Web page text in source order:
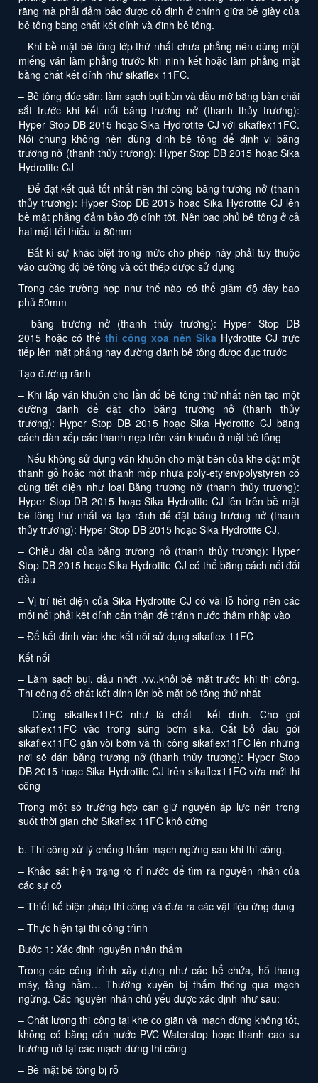
rãng mà phải đảm bảo được cố định ở chính giữa bề giày của
bê tông bằng chất kết dính và đinh bê tông.
– Khi bề mặt bê tông lớp thứ nhất chưa phẳng nên dùng một
miếng ván làm phẳng trước khi ninh kết hoặc làm phẳng mặt
bằng chất kết dính như sikaflex 11FC.
– Bê tông đúc sẵn: làm sạch bụi bùn và dầu mỡ bằng bàn chải
sắt trước khi kết nối băng trương nở (thanh thủy trương):
Hyper Stop DB 2015 hoạc Sika Hydrotite CJ với sikaflex11FC.
Nói chung không nên dùng đinh bê tông để định vị băng
trương nở (thanh thủy trương): Hyper Stop DB 2015 hoạc Sika
Hydrotite CJ
– Để đạt kết quả tốt nhất nên thi công băng trương nở (thanh
thủy trương): Hyper Stop DB 2015 hoạc Sika Hydrotite CJ lên
bề mặt phẳng đảm bảo độ dính tốt. Nên bao phủ bê tông ở cả
hai mặt tối thiểu la 80mm
– Bất kì sự khác biệt trong mức cho phép này phải tùy thuộc
vào cường độ bê tông và cốt thép được sử dụng
Trong các trường hợp như thế nào có thể giảm độ dày bao
phủ 50mm
– băng trương nở (thanh thủy trương): Hyper Stop DB
2015 hoặc có thể thi công xoa nền Sika Hydrotite CJ trực
tiếp lên mặt phẳng hay đường dãnh bê tông được đục trước
Tạo đường rãnh
– Khi lắp ván khuôn cho lần đổ bê tông thứ nhất nên tạo một
đường dãnh để đặt cho băng trương nở (thanh thủy
trương): Hyper Stop DB 2015 hoạc Sika Hydrotite CJ bằng
cách dàn xếp các thanh nẹp trên ván khuôn ở mặt bê tông
– Nếu không sử dụng ván khuôn cho mặt bên của khe đặt một
thanh gỗ hoặc một thanh mốp nhựa poly-etylen/polystyren có
cùng tiết diện như loại Băng trương nở (thanh thủy trương):
Hyper Stop DB 2015 hoạc Sika Hydrotite CJ lên trên bề mặt
bê tông thứ nhất và tạo rãnh để đặt băng trương nở (thanh
thủy trương): Hyper Stop DB 2015 hoạc Sika Hydrotite CJ.
– Chiều dài của băng trương nở (thanh thủy trương): Hyper
Stop DB 2015 hoạc Sika Hydrotite CJ có thể bằng cách nối đối
đầu
– Vị trí tiết diện của Sika Hydrotite CJ có vài lỗ hổng nên các
mối nối phải kết dính cẩn thận để tránh nước thâm nhập vào
– Để kết dính vào khe kết nối sử dụng sikaflex 11FC
Kết nối
– Làm sạch bụi, dầu nhớt .vv..khỏi bề mặt trước khi thi công.
Thi công để chất kết dính lên bề mặt bê tông thứ nhất
– Dùng sikaflex11FC như là chất kết dính. Cho gói
sikaflex11FC vào trong súng bơm sika. Cắt bỏ đầu gói
sikaflex11FC gắn vòi bơm và thi công sikaflex11FC lên những
nơi sẽ dán băng trương nở (thanh thủy trương): Hyper Stop
DB 2015 hoạc Sika Hydrotite CJ trên sikaflex11FC vừa mới thi
công
Trong một số trường hợp cần giữ nguyên áp lực nén trong
suốt thời gian chờ Sikaflex 11FC khô cứng
b. Thi công xử lý chống thấm mạch ngừng sau khi thi công.
– Khảo sát hiện trạng rò rỉ nước để tìm ra nguyên nhân của
các sự cố
– Thiết kế biện pháp thi công và đưa ra các vật liệu ứng dụng
– Thực hiện tại thi công trình
Bước 1: Xác định nguyên nhân thấm
Trong các công trình xây dựng như các bể chứa, hố thang
máy, tầng hầm… Thường xuyên bị thấm thông qua mạch
ngừng. Các nguyên nhân chủ yếu được xác định như sau:
– Chất lượng thi công tại khe co giãn và mạch dừng không tốt,
không có băng cản nước PVC Waterstop hoạc thanh cao su
trương nở tại các mạch dừng thi công
– Bề mặt bê tông bị rỗ